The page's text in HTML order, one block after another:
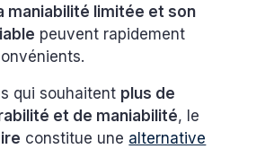
maniabilité limitée et son
peuvent rapidement
qui souhaitent plus de
et de maniabilité, le
constitue une alternative